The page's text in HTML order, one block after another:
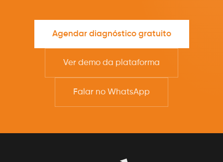
Agendar diagnóstico gratuito
Ver demo da plataforma
Falar no WhatsApp